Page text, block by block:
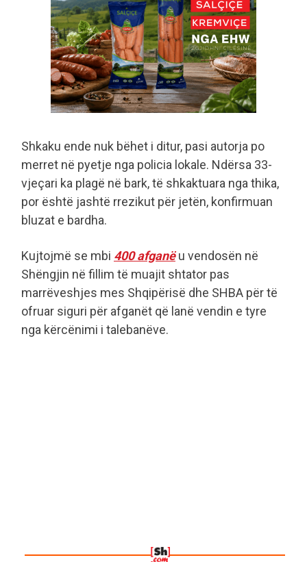
Shkaku ende nuk bëhet i ditur, pasi autorja po
merret në pyetje nga policia lokale. Ndërsa 33-
vjeçari ka plagë në bark, të shkaktuara nga thika,
por është jashtë rrezikut për jetën, konfirmuan
bluzat e bardha.
Kujtojmë se mbi 400 afganëu vendosën në
Shëngjin në fillim të muajit shtator pas
marrëveshjes mes Shqipërisë dhe SHBA për të
ofruar siguri për afganët që lanë vendin e tyre
nga kërcënimi i talebanëve.